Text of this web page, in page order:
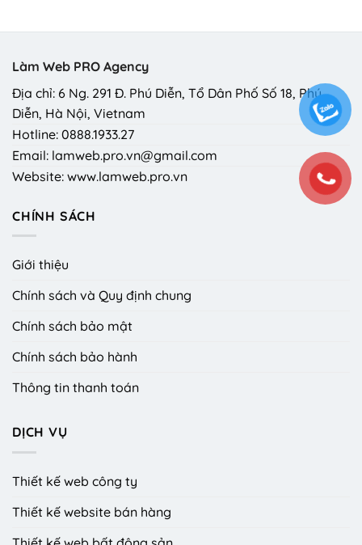
Làm Web PRO Agency
Địa chỉ: 6 Ng. 291 Đ. Phú Diễn, Tổ Dân Phố Số 18, Phú
Diễn, Hà Nội, Vietnam
Hotline: 0888.1933.27
Email: lamweb.pro.vn@gmail.com
Website: www.lamweb.pro.vn
CHÍNH SÁCH
Giới thiệu
Chính sách và Quy định chung
Chính sách bảo mật
Chính sách bảo hành
Thông tin thanh toán
DỊCH VỤ
Thiết kế web công ty
Thiết kế website bán hàng